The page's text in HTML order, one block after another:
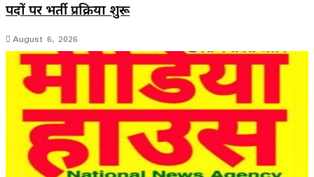
पदों पर भर्ती प्रक्रिया शुरू
August 6, 2026